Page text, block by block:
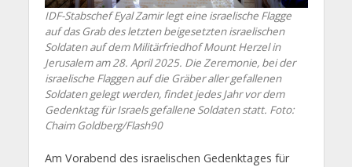
IDF-Stabschef Eyal Zamir legt eine israelische Flagge
auf das Grab des letzten beigesetzten israelischen
Soldaten auf dem Militärfriedhof Mount Herzel in
Jerusalem am 28. April 2025. Die Zeremonie, bei der
israelische Flaggen auf die Gräber aller gefallenen
Soldaten gelegt werden, findet jedes Jahr vor dem
Gedenktag für Israels gefallene Soldaten statt. Foto:
Chaim Goldberg/Flash90
Am Vorabend des israelischen Gedenktages für